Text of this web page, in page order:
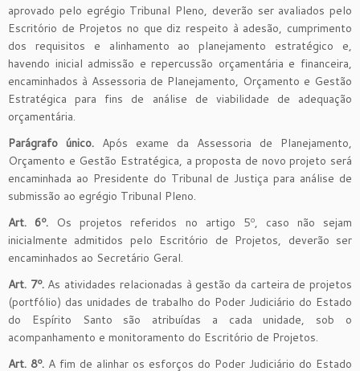
aprovado pelo egrégio Tribunal Pleno, deverão ser avaliados pelo
Escritório de Projetos no que diz respeito à adesão, cumprimento
dos requisitos e alinhamento ao planejamento estratégico e,
havendo inicial admissão e repercussão orçamentária e financeira,
encaminhados à Assessoria de Planejamento, Orçamento e Gestão
Estratégica para fins de análise de viabilidade de adequação
orçamentária.
Parágrafo único. Após exame da Assessoria de Planejamento,
Orçamento e Gestão Estratégica, a proposta de novo projeto será
encaminhada ao Presidente do Tribunal de Justiça para análise de
submissão ao egrégio Tribunal Pleno.
Art. 6º. Os projetos referidos no artigo 5º, caso não sejam
inicialmente admitidos pelo Escritório de Projetos, deverão ser
encaminhados ao Secretário Geral.
Art. 7º. As atividades relacionadas à gestão da carteira de projetos
(portfólio) das unidades de trabalho do Poder Judiciário do Estado
do Espírito Santo são atribuídas a cada unidade, sob o
acompanhamento e monitoramento do Escritório de Projetos.
Art. 8º. A fim de alinhar os esforços do Poder Judiciário do Estado